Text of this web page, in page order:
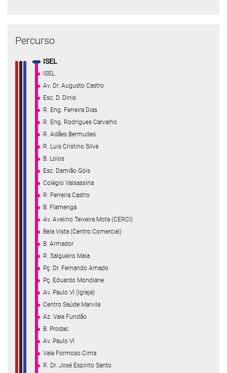
Percurso
ISEL
ISEL
Av. Dr. Augusto Castro
Esc. D. Dinis
R. Eng. Ferreira Dias
R. Eng. Rodrigues Carvalho
R. Adães Bermudes
R. Luis Cristino Silva
B. Loios
Esc. Damião Góis
Colégio Valsassina
R. Ferreira Castro
B. Flamenga
Av. Avelino Teixeira Mota (CERCI)
Bela Vista (Centro Comercial)
B. Armador
R. Salgueiro Maia
Pç. Dr. Fernando Amado
Pç. Eduardo Mondlane
Av. Paulo VI (Igreja)
Centro Saúde Marvila
Az. Vale Fundão
B. Prodac
Av. Paulo VI
Vale Formoso Cima
R. Dr. José Espirito Santo